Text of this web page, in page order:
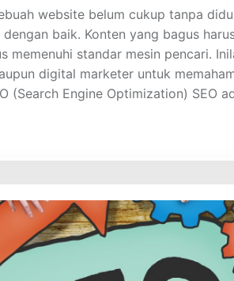
website belum cukup tanpa
baik. Konten yang bagus
memenuhi standar mesin pencari.
digital marketer untuk
(Search Engine Optimization) SEO